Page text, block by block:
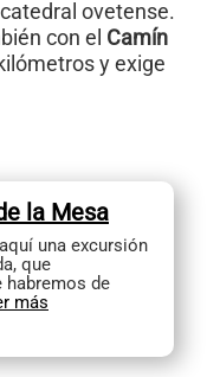
ovetense.
con el Camín
y exige
la Mesa
una excursión
que
de
más